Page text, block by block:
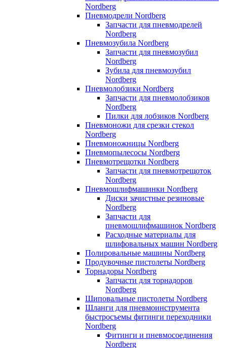
Nordberg
Пневмодрели Nordberg
Запчасти для пневмодрелей
Nordberg
Пневмозубила Nordberg
Запчасти для пневмозубил
Nordberg
Зубила для пневмозубил
Nordberg
Пневмолобзики Nordberg
Запчасти для пневмолобзиков
Nordberg
Пилки для лобзиков Nordberg
Пневмоножи для срезки стекол
Nordberg
Пневмоножницы Nordberg
Пневмопылесосы Nordberg
Пневмотрещотки Nordberg
Запчасти для пневмотрещоток
Nordberg
Пневмошлифмашинки Nordberg
Диски зачистные резиновые
Nordberg
Запчасти для
пневмошлифмашинок Nordberg
Расходные материалы для
шлифовальных машин Nordberg
Полировальные машины Nordberg
Продувочные пистолеты Nordberg
Торнадоры Nordberg
Запчасти для торнадоров
Nordberg
Шиповальные пистолеты Nordberg
Шланги для пневмоинструмента
быстросъемы фитинги переходники
Nordberg
Фитинги и пневмосоединения
Nordberg